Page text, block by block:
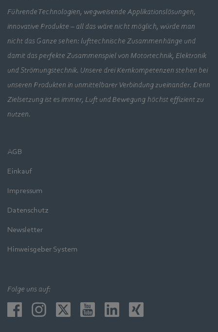
Führende Technologien, wegweisende Applikationslösungen,
innovative Produkte – all das wäre nicht möglich, würde man
nicht das Ganze sehen: lufttechnische Zusammenhänge und
damit das perfekte Zusammenspiel von Motortechnik, Elektronik
und Strömungstechnik. Unsere drei Kernkompetenzen stehen bei
unseren Produkten in unmittelbarer Verbindung zueinander. Denn
Zielsetzung ist es immer, Luft und Bewegung höchst effizient zu
nutzen.
AGB
Einkauf
Impressum
Datenschutz
Newsletter
Hinweisgeber System
Folge uns auf: